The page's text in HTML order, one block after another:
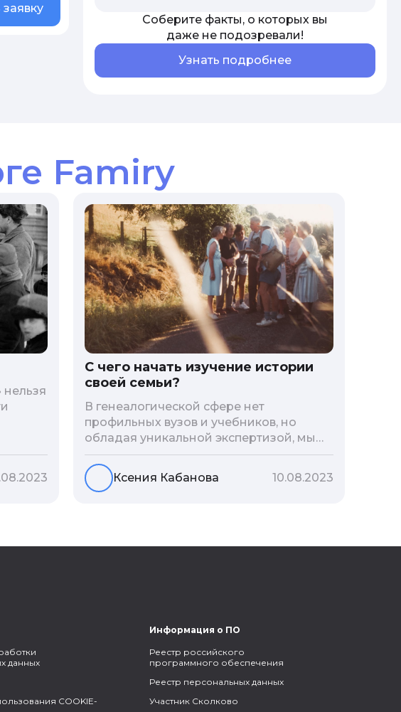
заявку
Соберите факты, о которых вы
даже не подозревали!
Узнать подробнее
Famiry
нельзя
для
С чего начать изучение истории
своей семьи?
В генеалогической сфере нет
профильных вузов и учебников, но
обладая уникальной экспертизой, мы
разработали авторскую методологию
проведения архивно-генеалогических
исследований, ее мы закладываем и
Ксения Кабанова 10.08.2023
данных
COOKIE-
Информация о ПО
Реестр российского
программного обеспечения
Реестр персональных данных
Участник Сколково